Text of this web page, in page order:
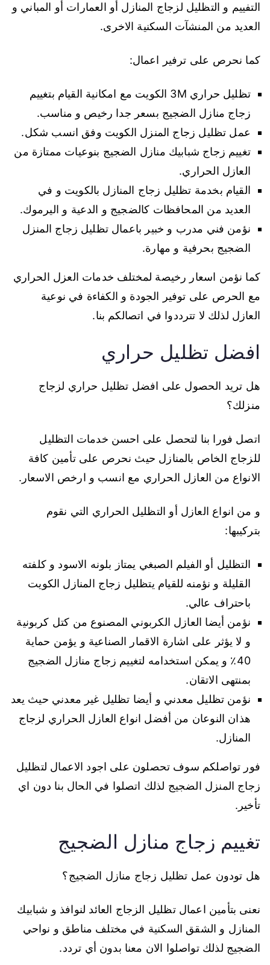
التفييم و التظليل لزجاج المنازل أو العمارات أو المباني و
العديد من المنشآت السكنية الاخرى.
كما نحرص على ترفير اعمال:
تظليل حراري 3M الكويت مع امكانية القيام بتغييم
زجاج منازل الضجيج بسعر جدا رخيص و مناسب.
عمل تظليل زجاج المنزل الكويت وفق انسب شكل.
تغييم زجاج شبابيك منازل الضجيج بنوعيات ممتازة من
العازل الحراري.
القيام بخدمة تظليل زجاج المنازل بالكويت و في
العديد من المحافظات كالضجيج و الدعية و اليرموك.
نؤمن فني مدرب و خبير باعمال تظليل زجاج المنزل
الضجيج بحرفية و مهارة.
كما نؤمن اسعار رخيصة لمختلف خدمات العزل الحراري
مع الحرص على توفير الجودة و الكفاءة في نوعية
العازل لذلك لا تترددوا في اتصالكم بنا.
افضل تظليل حراري
هل تريد الحصول على افضل تظليل حراري لزجاج
منزلك؟
اتصل فورا بنا لتحصل على احسن خدمات التظليل
للزجاج الخاص بالمنازل حيث نحرص على تأمين كافة
الانواع من العازل الحراري مع انسب و ارخص الاسعار.
و من انواع العازل أو التظليل الحراري التي نقوم
بتركيبها:
التظليل أو الفيلم الصبغي يمتاز بلونه الاسود و كلفته
القليلة و نؤمنه للقيام يتظليل زجاج المنازل الكويت
باحتراف عالي.
نؤمن أيضا العازل الكربوني المصنوع من كتل كربونية
و لا يؤثر على اشارة الاقمار الصناعية و يؤمن حماية
40٪ و يمكن استخدامه لتغييم زجاج منازل الضجيج
بمنتهى الاتقان.
نؤمن تظليل معدني و أيضا تظليل غير معدني حيث يعد
هذان النوعان من أفضل انواع العازل الحراري لزجاج
المنازل.
فور تواصلكم سوف تحصلون على اجود الاعمال لتظليل
زجاج المنزل الضجيج لذلك اتصلوا في الحال بنا دون اي
تأخير.
تغييم زجاج منازل الضجيج
هل تودون عمل تظليل زجاج منازل الضجيج؟
نعنى بتأمين اعمال تظليل الزجاج العائد لنوافذ و شبابيك
المنازل و الشقق السكنية في مختلف مناطق و نواحي
الضجيج لذلك تواصلوا الان معنا بدون أي تردد.